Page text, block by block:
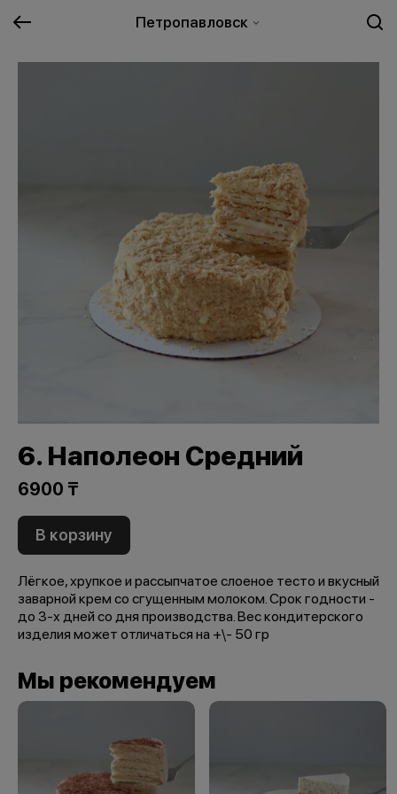
Петропавловск
6. Наполеон Средний
6900 ₸
В корзину
Лёгкое, хрупкое и рассыпчатое слоеное тесто и вкусный
заварной крем со сгущенным молоком. Срок годности -
до 3-х дней со дня производства. Вес кондитерского
изделия может отличаться на +\- 50 гр
Мы рекомендуем